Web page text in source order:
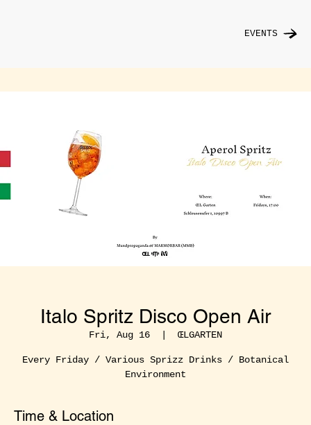
EVENTS
Italo Spritz Disco Open Air
Fri, Aug 16
  |
ŒLGARTEN
Every Friday / Various Sprizz Drinks / Botanical
Environment
Time & Location